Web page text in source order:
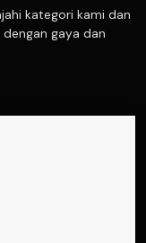
kategori kami dan
gaya dan